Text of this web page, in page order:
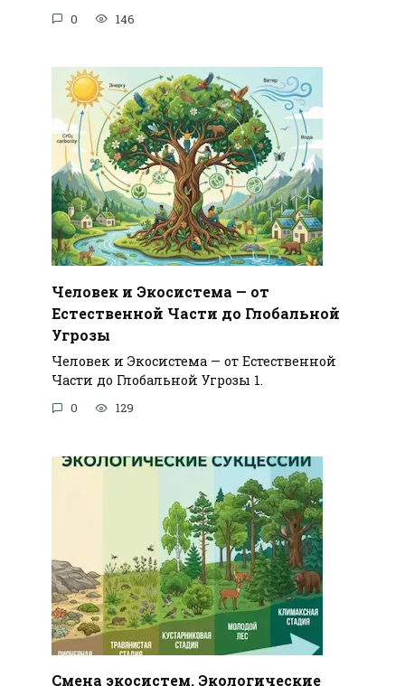
0 146
Человек и Экосистема — от
Естественной Части до Глобальной
Угрозы
Человек и Экосистема — от Естественной
Части до Глобальной Угрозы 1.
0 129
Смена экосистем. Экологические